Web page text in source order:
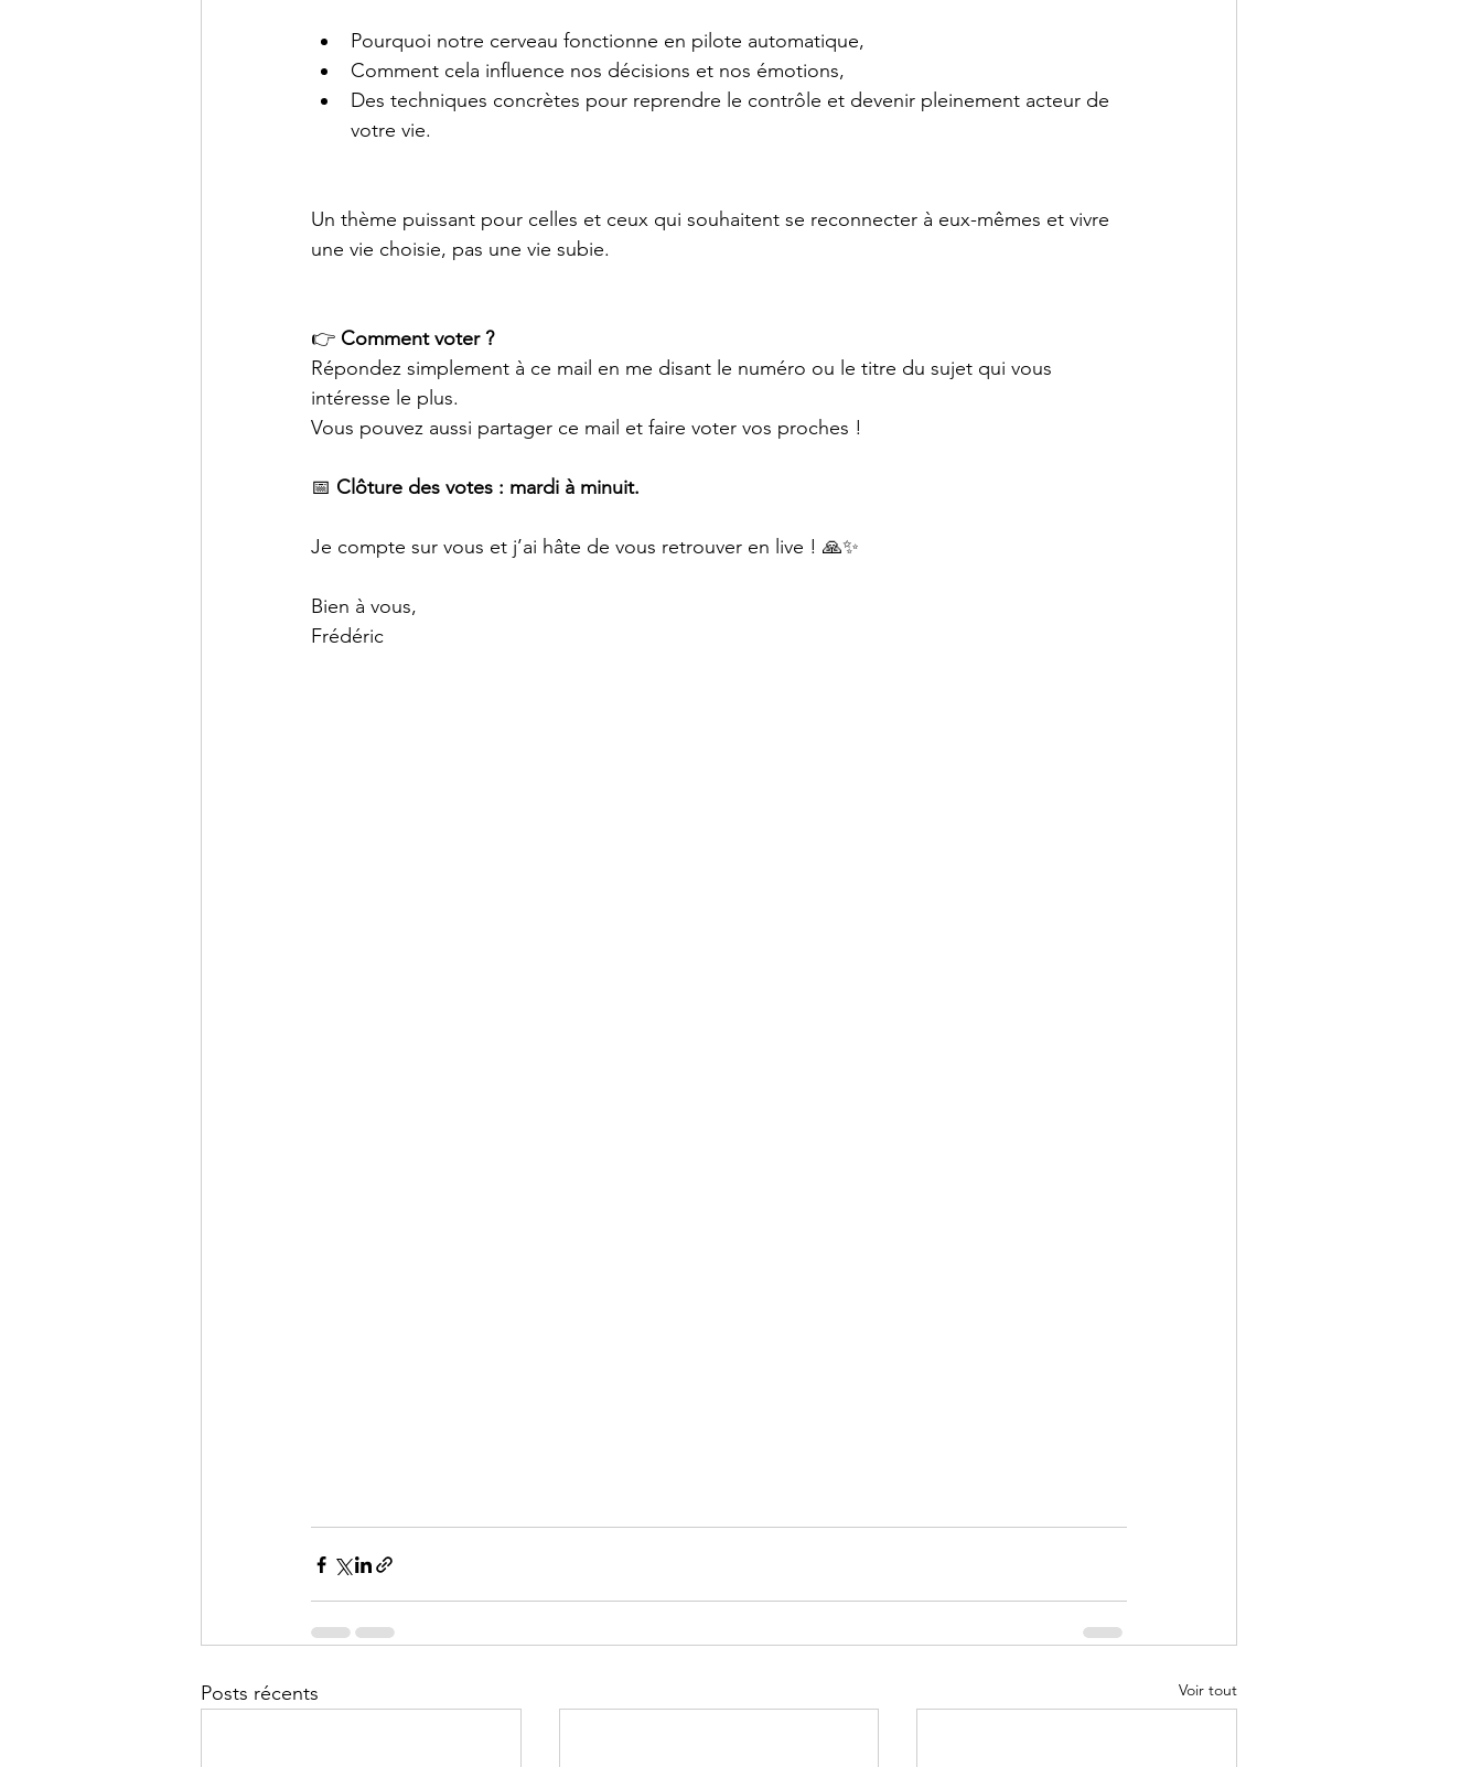
Pourquoi notre cerveau fonctionne en pilote automatique,
Comment cela influence nos décisions et nos émotions,
Des techniques concrètes pour reprendre le contrôle et devenir pleinement acteur de
votre vie.
Un thème puissant pour celles et ceux qui souhaitent se reconnecter à eux-mêmes et vivre
une vie choisie, pas une vie subie.
👉 Comment voter ?
Répondez simplement à ce mail en me disant le numéro ou le titre du sujet qui vous
intéresse le plus.
Vous pouvez aussi partager ce mail et faire voter vos proches !
📅 Clôture des votes : mardi à minuit.
Je compte sur vous et j’ai hâte de vous retrouver en live ! 🙏✨
Bien à vous,
Frédéric
Posts récents Voir tout